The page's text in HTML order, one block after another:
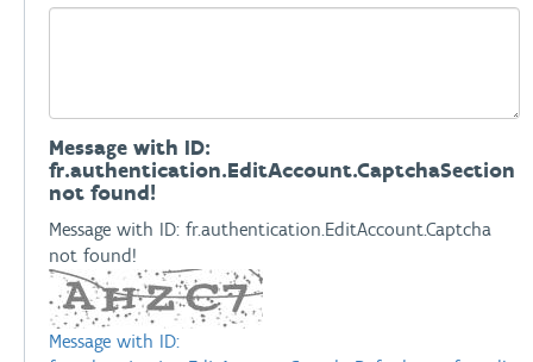
Message with ID:
fr.authentication.EditAccount.CaptchaSection
not found!
Message with ID: fr.authentication.EditAccount.Captcha
not found!
Message with ID: